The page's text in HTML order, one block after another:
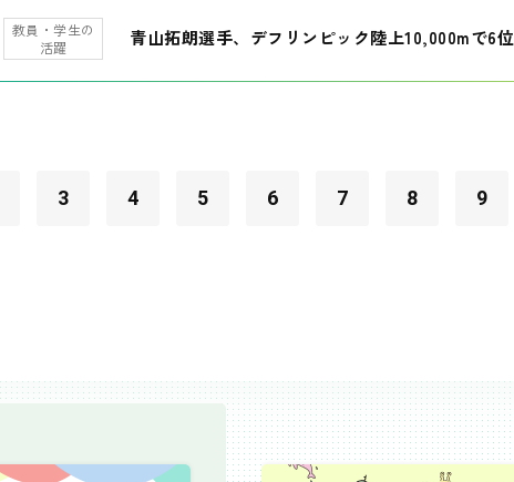
教員・学生の
活躍
青山拓朗選手、デフリンピック陸上10,000mで6位
3 4 5 6 7 8 9